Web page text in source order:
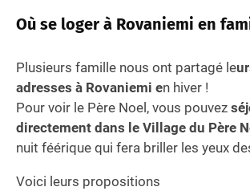
Où se loger à Rovaniemi en
Plusieurs famille nous ont partagé le
adresses à Rovaniemi en hiver !
Pour voir le Père Noel, vous pouvez
directement dans le Village du Père
nuit féérique qui fera briller les yeux
Voici leurs propositions